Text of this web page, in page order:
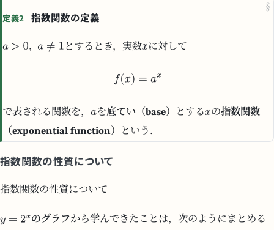
§
定義2 指数関数の定義
とするとき，実数 に対して
で表される関数を， を底てい（base） とする の指数関数
（exponential function）
という．
指数関数の性質について
指数関数の性質について
のグラフから学んできたことは，次のようにまとめる